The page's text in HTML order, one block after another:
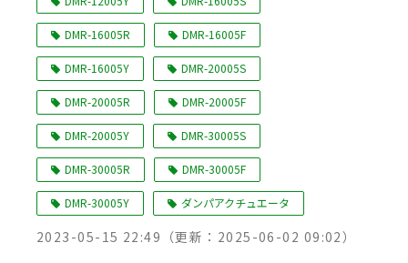
DMR-16005R DMR-16005F
DMR-16005Y DMR-20005S
DMR-20005R DMR-20005F
DMR-20005Y DMR-30005S
DMR-30005R DMR-30005F
DMR-30005Y ダンパアクチュエータ
2023-05-15 22:49 （更新： 2025-06-02 09:02）